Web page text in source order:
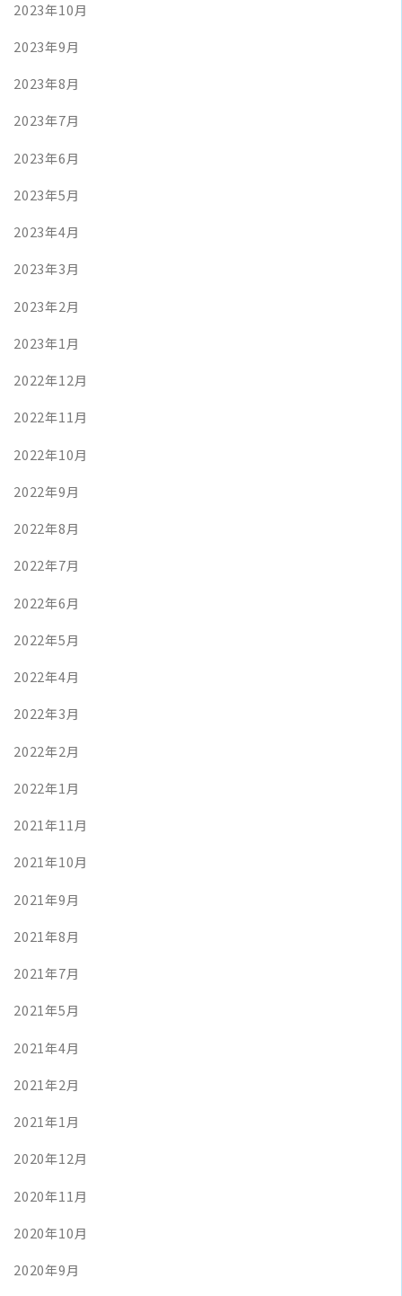
2023年10月
2023年9月
2023年8月
2023年7月
2023年6月
2023年5月
2023年4月
2023年3月
2023年2月
2023年1月
2022年12月
2022年11月
2022年10月
2022年9月
2022年8月
2022年7月
2022年6月
2022年5月
2022年4月
2022年3月
2022年2月
2022年1月
2021年11月
2021年10月
2021年9月
2021年8月
2021年7月
2021年5月
2021年4月
2021年2月
2021年1月
2020年12月
2020年11月
2020年10月
2020年9月